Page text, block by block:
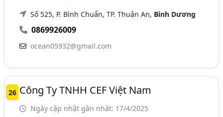
Số 525, P. Bình Chuẩn, TP. Thuận An, Bình Dương
0869926009
ocean05932@gmail.com
26 Công Ty TNHH CEF Việt Nam
Ngày cập nhật gần nhất: 17/4/2025